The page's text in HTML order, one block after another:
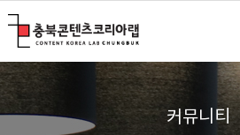
커뮤니티